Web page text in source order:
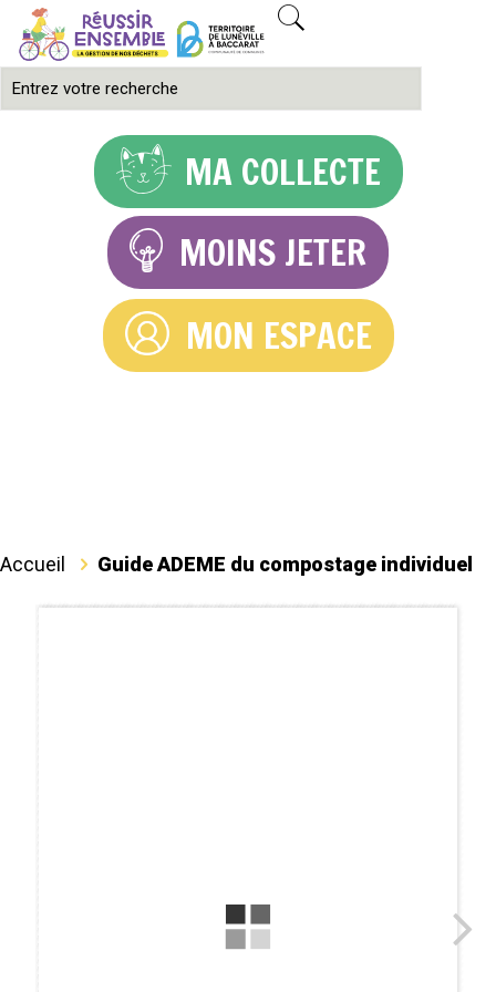
MA COLLECTE
MOINS JETER
MON ESPACE
Accueil Guide ADEME du compostage individuel